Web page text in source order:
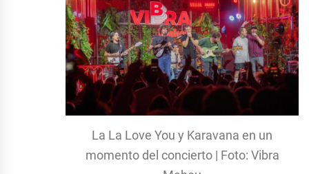
La La Love You y Karavana en un
momento del concierto | Foto: Vibra